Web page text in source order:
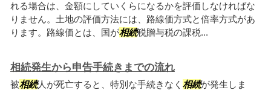
れる場合は、金額にしていくらになるかを評価しなければな
りません。土地の評価方法には、路線価方式と倍率方式があ
ります。路線価とは、国が相続税贈与税の課税...
相続発生から申告手続きまでの流れ
被相続人が死亡すると、特別な手続きなく 相続が発生しま